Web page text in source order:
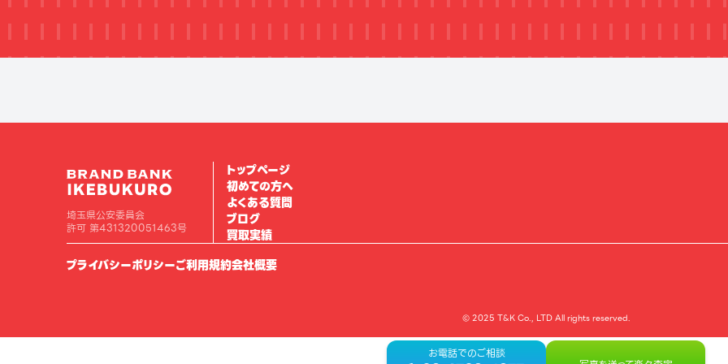
お電話でのご相談
埼玉県公安委員会
許可 第431320051463号
トップページ
初めての方へ
よくある質問
ブログ
買取実績
プライバシーポリシーご利用規約会社概要
© 2025 T&K Co., LTD All rights reserved.